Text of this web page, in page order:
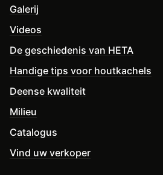
Galerij
Videos
De geschiedenis van HETA
Handige tips voor houtkachels
Deense kwaliteit
Milieu
Catalogus
Vind uw verkoper